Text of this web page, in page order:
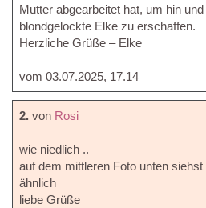
Mutter abgearbeitet hat, um hin
blondgelockte Elke zu erschaffen.
Herzliche Grüße – Elke
vom 03.07.2025, 17.14
2. von Rosi
wie niedlich ..
auf dem mittleren Foto unten
ähnlich
liebe Grüße